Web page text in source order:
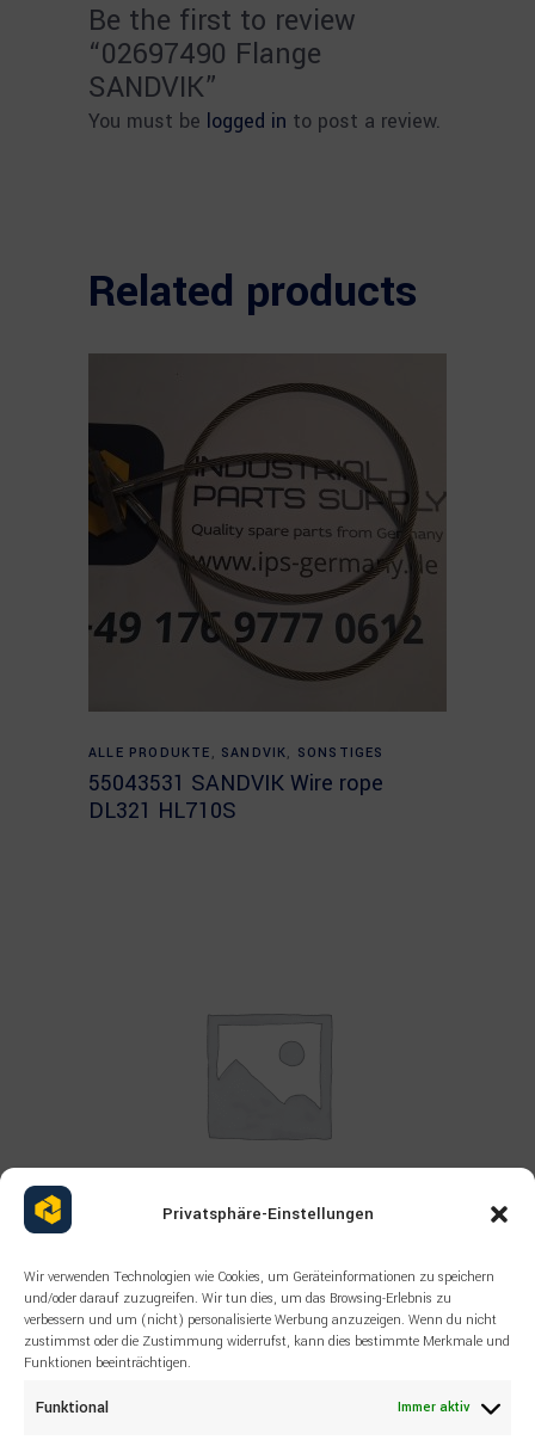
Privatsphäre-Einstellungen
Wir verwenden Technologien wie Cookies, um Geräteinformationen zu speichern
und/oder darauf zuzugreifen. Wir tun dies, um das Browsing-Erlebnis zu
verbessern und um (nicht) personalisierte Werbung anzuzeigen. Wenn du nicht
zustimmst oder die Zustimmung widerrufst, kann dies bestimmte Merkmale und
Funktionen beeinträchtigen.
Funktional Immer aktiv
Be the first to review
“02697490 Flange
SANDVIK”
You must be logged in to post a review.
Related products
Read more
ALLE PRODUKTE , SANDVIK, SONSTIGES
55043531 SANDVIK Wire rope
DL321 HL710S
Read more
ALLE PRODUKTE,EPIROC
ERSATZTEILE NEU FÜR
BERGBAUMASCHINEN EPIROC
2658595600 PUMP